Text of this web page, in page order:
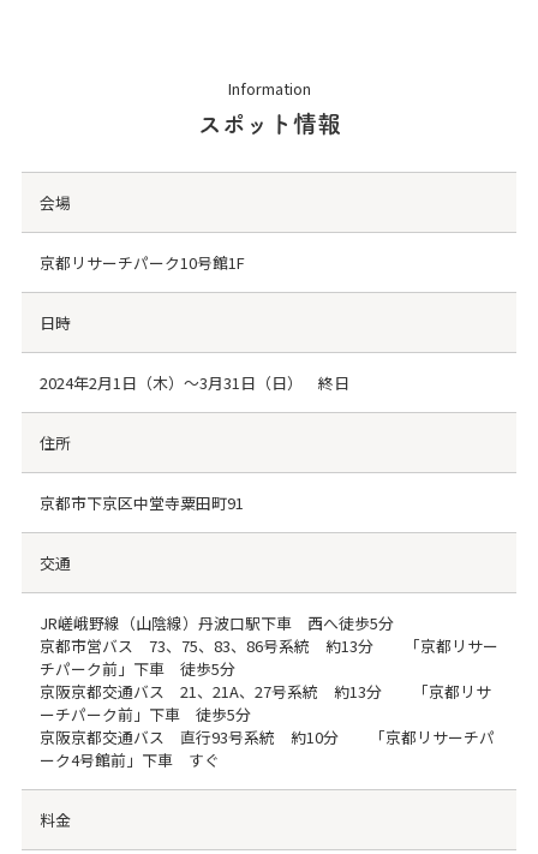
Information
スポット情報
会場
京都リサーチパーク10号館1F
日時
2024年2月1日（木）～3月31日（日） 終日
住所
京都市下京区中堂寺粟田町91
交通
JR嵯峨野線（山陰線）丹波口駅下車 西へ徒歩5分
京都市営バス 73、75、83、86号系統 約13分 「京都リサー
チパーク前」下車 徒歩5分
京阪京都交通バス 21、21A、27号系統 約13分 「京都リサ
ーチパーク前」下車 徒歩5分
京阪京都交通バス 直行93号系統 約10分 「京都リサーチパ
ーク4号館前」下車 すぐ
料金